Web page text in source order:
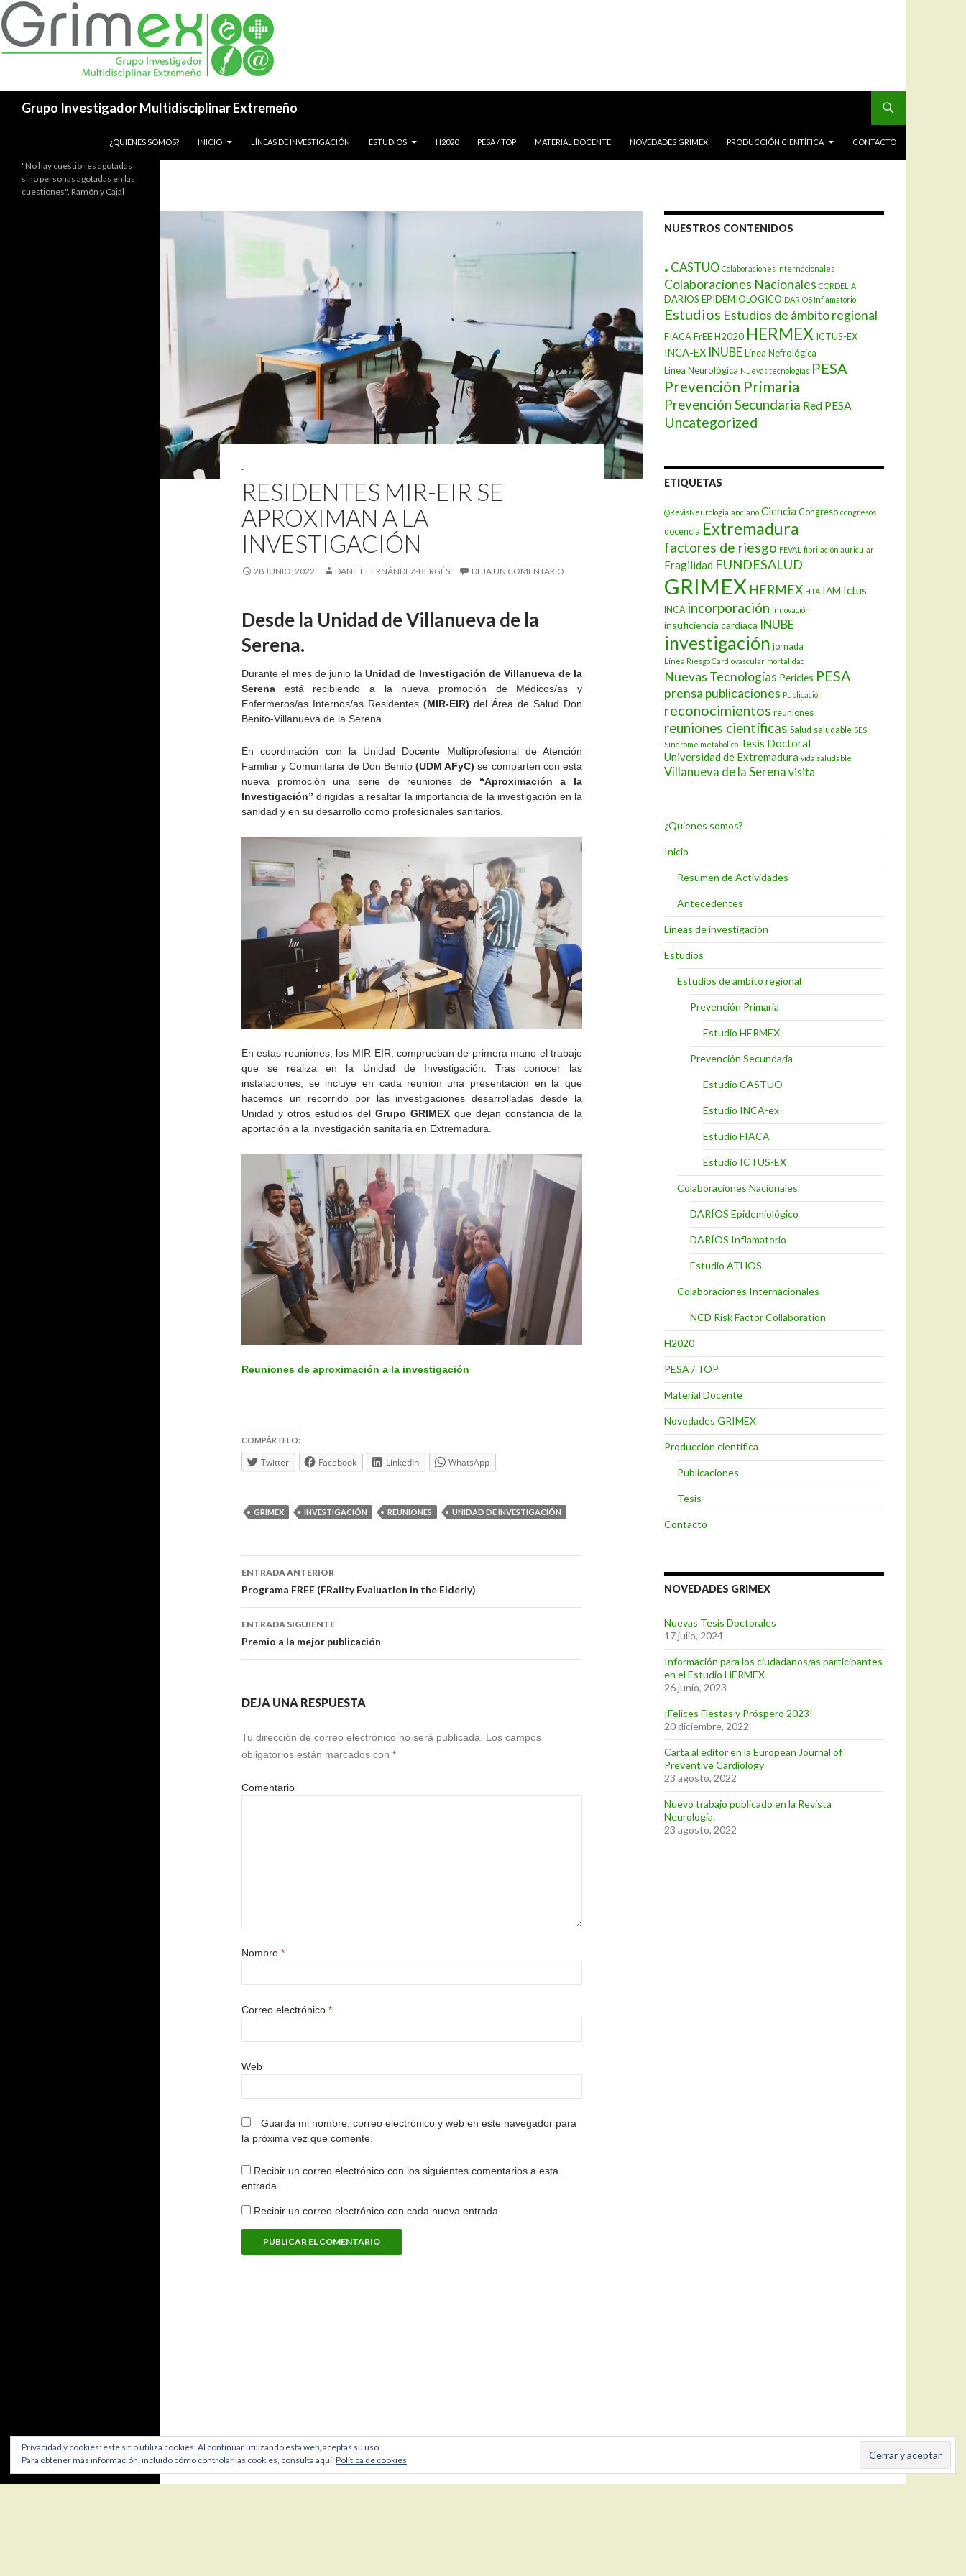
Grupo Investigador Multidisciplinar Extremeño
¿QUIENES SOMOS?
INICIO LÍNEAS DE INVESTIGACIÓN ESTUDIOS H2020 PESA / TOP MATERIAL DOCENTE NOVEDADES GRIMEX PRODUCCIÓN CIENTÍFICA CONTACTO
.
RESIDENTES MIR-EIR SE
APROXIMAN A LA
INVESTIGACIÓN
28 JUNIO, 2022 DANIEL FERNÁNDEZ-BERGÉS DEJA UN COMENTARIO
Desde la Unidad de Villanueva de la
Serena.
Durante el mes de junio la Unidad de Investigación de Villanueva de la
Serena está recibiendo a la nueva promoción de Médicos/as y
Enfermeros/as Internos/as Residentes (MIR-EIR) del Área de Salud Don
Benito-Villanueva de la Serena.
En coordinación con la Unidad Docente Multiprofesional de Atención
Familiar y Comunitaria de Don Benito(UDM AFyC) se comparten con esta
nueva promoción una serie de reuniones de “Aproximación a la
Investigación” dirigidas a resaltar la importancia de la investigación en la
sanidad y en su desarrollo como profesionales sanitarios.
En estas reuniones, los MIR-EIR, comprueban de primera mano el trabajo
que se realiza en la Unidad de Investigación. Tras conocer las
instalaciones, se incluye en cada reunión una presentación en la que
hacemos un recorrido por las investigaciones desarrolladas desde la
Unidad y otros estudios del Grupo GRIMEX que dejan constancia de la
aportación a la investigación sanitaria en Extremadura.
Reuniones de aproximación a la investigación
COMPÁRTELO:
Twitter Facebook LinkedIn WhatsApp
GRIMEX INVESTIGACIÓN REUNIONES UNIDAD DE INVESTIGACIÓN
Navegación
de
entradas
ENTRADA ANTERIOR
Programa FREE (FRailty Evaluation in the Elderly)
ENTRADA SIGUIENTE
Premio a la mejor publicación
DEJA UNA RESPUESTA
Tu dirección de correo electrónico no será publicada. Los campos
obligatorios están marcados con *
Comentario
Nombre *
Correo electrónico *
Web
Guarda mi nombre, correo electrónico y web en este navegador para
la próxima vez que comente.
Recibir un correo electrónico con los siguientes comentarios a esta
entrada.
Recibir un correo electrónico con cada nueva entrada.
NUESTROS CONTENIDOS
. CASTUO Colaboraciones Internacionales
Colaboraciones Nacionales CORDELIA
DARIOS EPIDEMIOLOGICO DARÍOS Inflamatorio
Estudios Estudios de ámbito regional
FIACAFrEEH2020 HERMEX ICTUS-EX
INCA-EX INUBELínea Nefrológica
Línea Neurológica Nuevas tecnologías PESA
Prevención Primaria
Prevención Secundaria Red PESA
Uncategorized
ETIQUETAS
@RevisNeurologia anciano Ciencia Congreso congresos
docencia Extremadura
factores de riesgo FEVAL fibrilación auricular
Fragilidad FUNDESALUD
GRIMEX HERMEX HTA IAM Ictus
INCA incorporación Innovación
insuficiencia cardiaca INUBE
investigación jornada
Línea Riesgo Cardiovascular mortalidad
Nuevas Tecnologías Pericles PESA
prensa publicaciones Publicación
reconocimientos reuniones
reuniones científicas Salud saludable SES
Síndrome metabólico Tesis Doctoral
Universidad de Extremadura vida saludable
Villanueva de la Serena visita
¿Quienes somos?
Inicio
Resumen de Actividades
Antecedentes
Líneas de investigación
Estudios
Estudios de ámbito regional
Prevención Primaria
Estudio HERMEX
Prevención Secundaria
Estudio CASTUO
Estudio INCA-ex
Estudio FIACA
Estudio ICTUS-EX
Colaboraciones Nacionales
DARÍOS Epidemiológico
DARÍOS Inflamatorio
Estudio ATHOS
Colaboraciones Internacionales
NCD Risk Factor Collaboration
H2020
PESA / TOP
Material Docente
Novedades GRIMEX
Producción científica
Publicaciones
Tesis
Contacto
NOVEDADES GRIMEX
Nuevas Tesis Doctorales
17 julio, 2024
Información para los ciudadanos/as participantes
en el Estudio HERMEX
26 junio, 2023
¡Felices Fiestas y Próspero 2023!
20 diciembre, 2022
Carta al editor en la European Journal of
Preventive Cardiology
23 agosto, 2022
Nuevo trabajo publicado en la Revista
Neurología.
23 agosto, 2022
"No hay cuestiones agotadas
sino personas agotadas en las
cuestiones". Ramón y Cajal
Privacidad y cookies: este sitio utiliza cookies. Al continuar utilizando esta web, aceptas su uso.
Para obtener más información, incluido cómo controlar las cookies, consulta aquí:Política de cookies